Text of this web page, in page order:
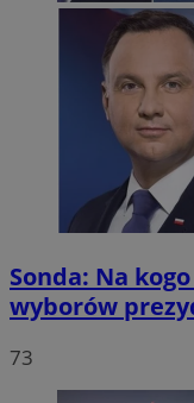
Sonda: Na
wyborów
73